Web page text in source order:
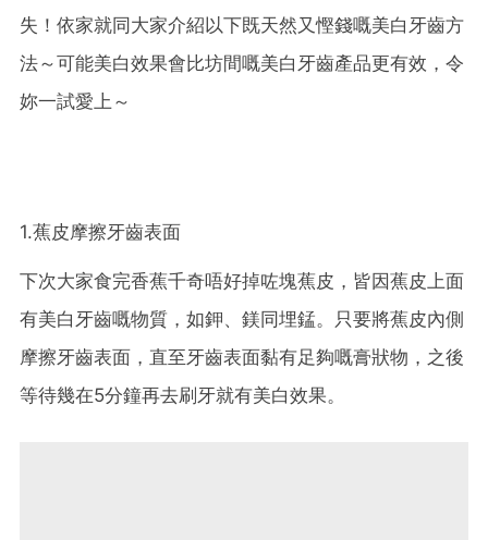
失！依家就同大家介紹以下既天然又慳錢嘅美白牙齒方
法～可能美白效果會比坊間嘅美白牙齒產品更有效，令
妳一試愛上～
1.蕉皮摩擦牙齒表面
下次大家食完香蕉千奇唔好掉咗塊蕉皮，皆因蕉皮上面
有美白牙齒嘅物質，如鉀、鎂同埋錳。只要將蕉皮內側
摩擦牙齒表面，直至牙齒表面黏有足夠嘅膏狀物，之後
等待幾在5分鐘再去刷牙就有美白效果。